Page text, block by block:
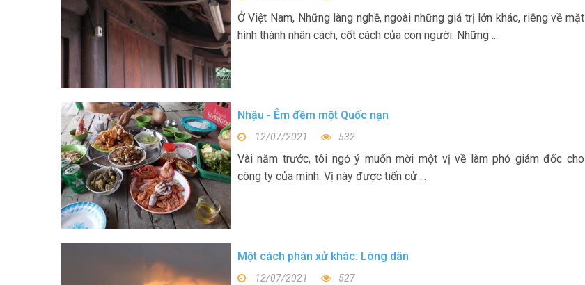
Ở Việt Nam, Những làng nghề, ngoài những giá trị lớn khác, riêng về mặt
hình thành nhân cách, cốt cách của con người. Những ...
Nhậu - Êm đềm một Quốc nạn
12/07/2021 532
Vài năm trước, tôi ngỏ ý muốn mời một vị về làm phó giám đốc cho
công ty của mình. Vị này được tiến cử ...
Một cách phán xử khác: Lòng dân
12/07/2021 527